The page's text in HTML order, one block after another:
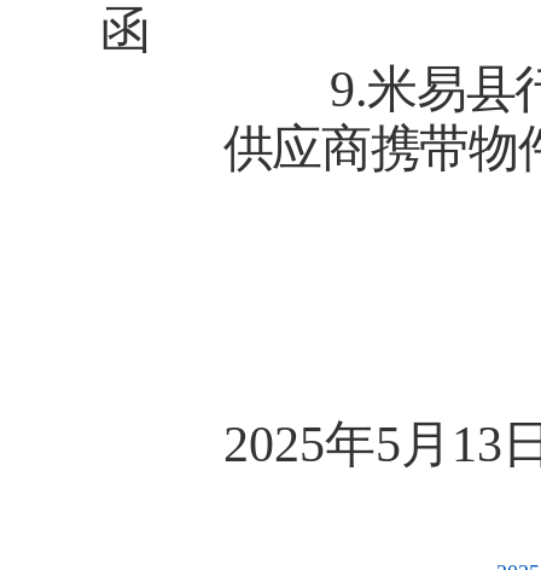
函
9.米易县
供应商携带物
2025年5月 13